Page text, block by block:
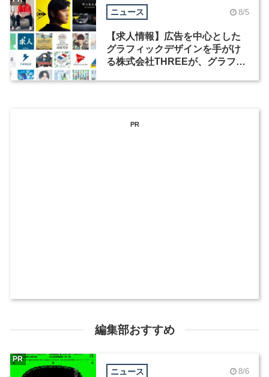
ニュース 8/5
【求人情報】広告を中心とした
グラフィックデザインを手がけ
る株式会社THREEが、グラフィ
PR
編集部おすすめ
ニュース 8/6
PR